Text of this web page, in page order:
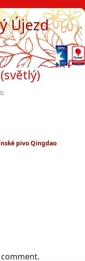
Újezd
pivo Qingdao